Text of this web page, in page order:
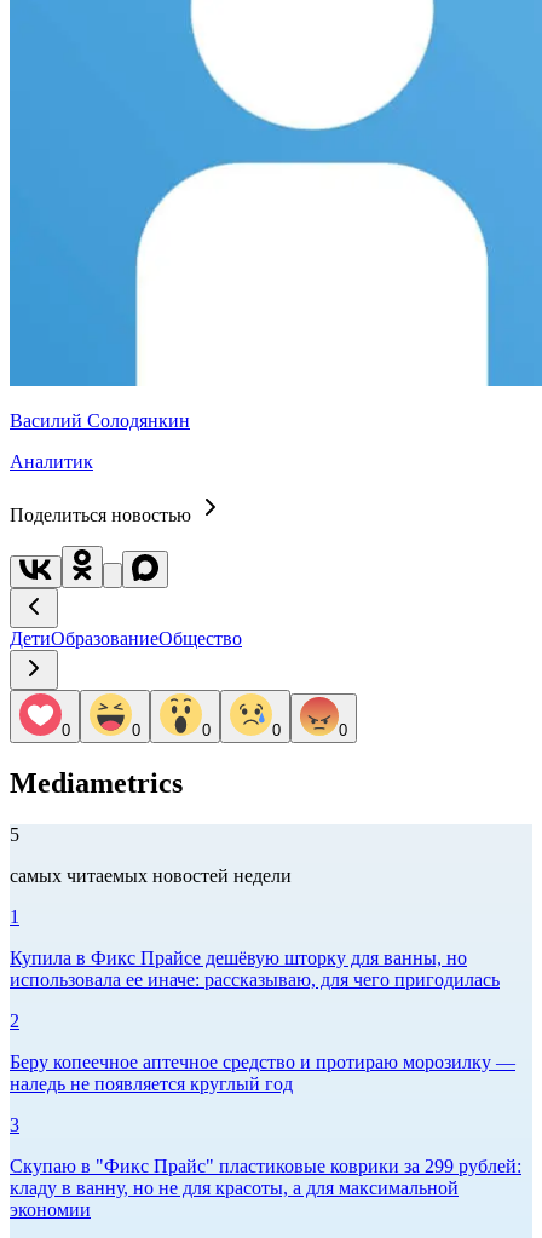
Василий Солодянкин
Аналитик
Поделиться новостью
ДетиОбразованиеОбщество
0 0 0 0 0
Mediametrics
5
самых читаемых новостей недели
1
Купила в Фикс Прайсе дешёвую шторку для ванны, но
использовала ее иначе: рассказываю, для чего пригодилась
2
Беру копеечное аптечное средство и протираю морозилку —
наледь не появляется круглый год
3
Скупаю в "Фикс Прайс" пластиковые коврики за 299 рублей:
кладу в ванну, но не для красоты, а для максимальной
экономии